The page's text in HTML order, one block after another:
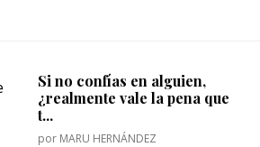
Si no confías en alguien,
¿realmente vale la pena que
t...
por MARU HERNÁNDEZ